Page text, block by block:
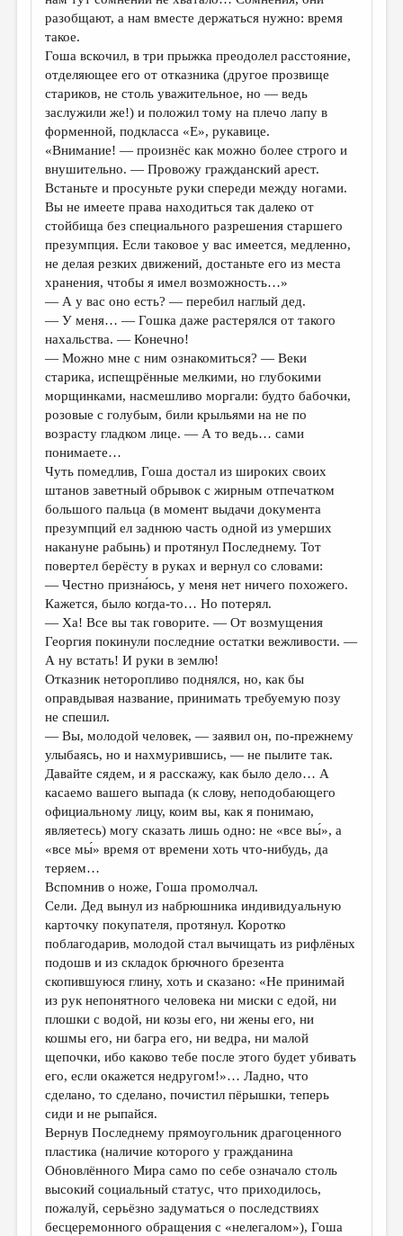
разобщают, а нам вместе держаться нужно: время
такое.
Гоша вскочил, в три прыжка преодолел расстояние,
отделяющее его от отказника (другое прозвище
стариков, не столь уважительное, но — ведь
заслужили же!) и положил тому на плечо лапу в
форменной, подкласса «Е», рукавице.
«Внимание! — произнёс как можно более строго и
внушительно. — Провожу гражданский арест.
Встаньте и просуньте руки спереди между ногами.
Вы не имеете права находиться так далеко от
стойбища без специального разрешения старшего
презумпция. Если таковое у вас имеется, медленно,
не делая резких движений, достаньте его из места
хранения, чтобы я имел возможность…»
— А у вас оно есть? — перебил наглый дед.
— У меня… — Гошка даже растерялся от такого
нахальства. — Конечно!
— Можно мне с ним ознакомиться? — Веки
старика, испещрённые мелкими, но глубокими
морщинками, насмешливо моргали: будто бабочки,
розовые с голубым, били крыльями на не по
возрасту гладком лице. — А то ведь… сами
понимаете…
Чуть помедлив, Гоша достал из широких своих
штанов заветный обрывок с жирным отпечатком
большого пальца (в момент выдачи документа
презумпций ел заднюю часть одной из умерших
накануне рабынь) и протянул Последнему. Тот
повертел берёсту в руках и вернул со словами:
— Честно призна́юсь, у меня нет ничего похожего.
Кажется, было когда-то… Но потерял.
— Ха! Все вы так говорите. — От возмущения
Георгия покинули последние остатки вежливости. —
А ну встать! И руки в землю!
Отказник неторопливо поднялся, но, как бы
оправдывая название, принимать требуемую позу
не спешил.
— Вы, молодой человек, — заявил он, по-прежнему
улыбаясь, но и нахмурившись, — не пылите так.
Давайте сядем, и я расскажу, как было дело… А
касаемо вашего выпада (к слову, неподобающего
официальному лицу, коим вы, как я понимаю,
являетесь) могу сказать лишь одно: не «все вы́», а
«все мы́» время от времени хоть что-нибудь, да
теряем…
Вспомнив о ноже, Гоша промолчал.
Сели. Дед вынул из набрюшника индивидуальную
карточку покупателя, протянул. Коротко
поблагодарив, молодой стал вычищать из рифлёных
подошв и из складок брючного брезента
скопившуюся глину, хоть и сказано: «Не принимай
из рук непонятного человека ни миски с едой, ни
плошки с водой, ни козы его, ни жены его, ни
кошмы его, ни багра его, ни ведра, ни малой
щепочки, ибо каково тебе после этого будет убивать
его, если окажется недругом!»… Ладно, что
сделано, то сделано, почистил пёрышки, теперь
сиди и не рыпайся.
Вернув Последнему прямоугольник драгоценного
пластика (наличие которого у гражданина
Обновлённого Мира само по себе означало столь
высокий социальный статус, что приходилось,
пожалуй, серьёзно задуматься о последствиях
бесцеремонного обращения с «нелегалом»), Гоша